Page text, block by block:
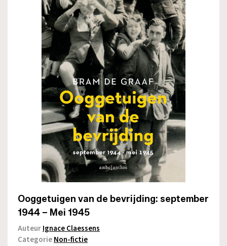
Ooggetuigen van de bevrijding: september
1944 – Mei 1945
AuteurIgnace Claessens
CategorieNon-fictie